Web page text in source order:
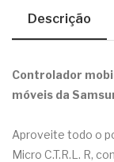
Descrição
Controlador
móveis da
Aproveite todo o
Micro C.T.R.L. R,